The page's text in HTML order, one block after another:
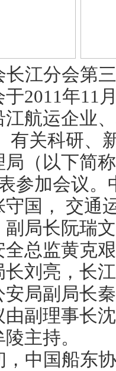
江分会第
2011年11
航运企业
有关科研、
（以下简
参加会议
国， 交通
副局长阮瑞
总监黄克
刘亮，长
局副局长
副理事长
主持。
中国船东